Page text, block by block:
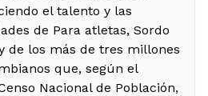
el talento y las
de Para atletas, Sordo
de los más de tres millones
que, según el
Nacional de Población,